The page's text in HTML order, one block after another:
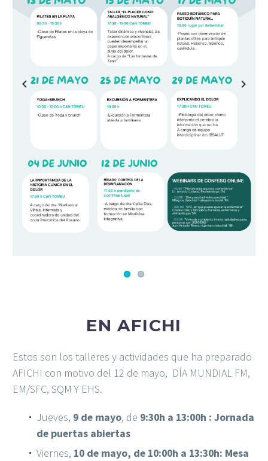
Previous
EN AFICHI
Estos son los talleres y actividades que ha preparado
AFICHI con motivo del 12 de mayo, DÍA MUNDIAL FM,
EM/SFC, SQM Y EHS.
Jueves, 9 de mayo, de 9:30h a 13:00h : Jornada
de puertas abiertas
Viernes, 10 de mayo, de 10:00h a 13:30h: Mesa